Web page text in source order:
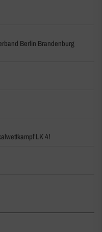
Berlin Brandenburg
LK 4!